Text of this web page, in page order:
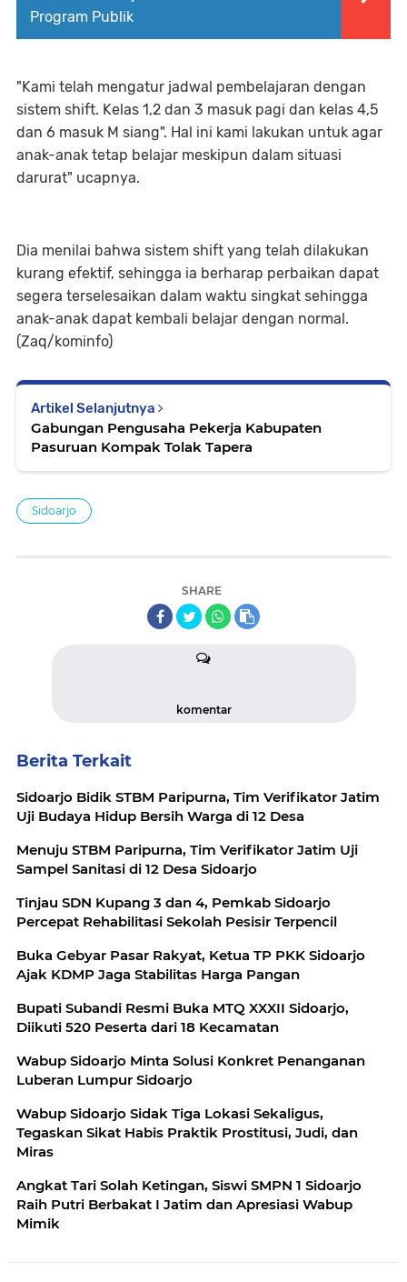
Program Publik
"Kami telah mengatur jadwal pembelajaran dengan
sistem shift. Kelas 1,2 dan 3 masuk pagi dan kelas 4,5
dan 6 masuk M siang". Hal ini kami lakukan untuk agar
anak-anak tetap belajar meskipun dalam situasi
darurat" ucapnya.
Dia menilai bahwa sistem shift yang telah dilakukan
kurang efektif, sehingga ia berharap perbaikan dapat
segera terselesaikan dalam waktu singkat sehingga
anak-anak dapat kembali belajar dengan normal.
(Zaq/kominfo)
Artikel Selanjutnya
Gabungan Pengusaha Pekerja Kabupaten
Pasuruan Kompak Tolak Tapera
Sidoarjo
SHARE
komentar
Berita Terkait
Sidoarjo Bidik STBM Paripurna, Tim Verifikator Jatim
Uji Budaya Hidup Bersih Warga di 12 Desa
Menuju STBM Paripurna, Tim Verifikator Jatim Uji
Sampel Sanitasi di 12 Desa Sidoarjo
Tinjau SDN Kupang 3 dan 4, Pemkab Sidoarjo
Percepat Rehabilitasi Sekolah Pesisir Terpencil
Buka Gebyar Pasar Rakyat, Ketua TP PKK Sidoarjo
Ajak KDMP Jaga Stabilitas Harga Pangan
Bupati Subandi Resmi Buka MTQ XXXII Sidoarjo,
Diikuti 520 Peserta dari 18 Kecamatan
Wabup Sidoarjo Minta Solusi Konkret Penanganan
Luberan Lumpur Sidoarjo
Wabup Sidoarjo Sidak Tiga Lokasi Sekaligus,
Tegaskan Sikat Habis Praktik Prostitusi, Judi, dan
Miras
Angkat Tari Solah Ketingan, Siswi SMPN 1 Sidoarjo
Raih Putri Berbakat I Jatim dan Apresiasi Wabup
Mimik